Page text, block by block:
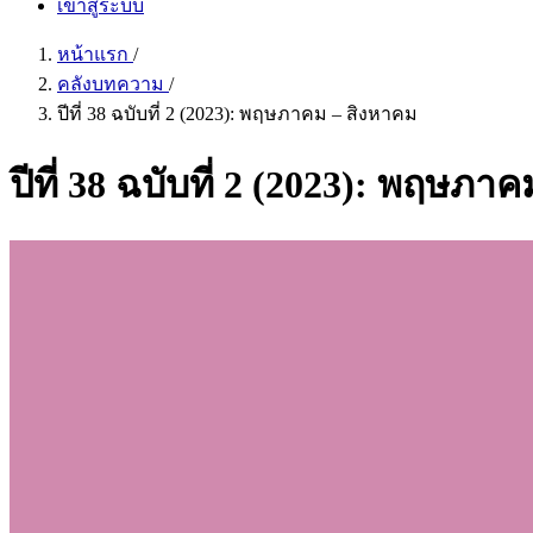
เข้าสู่ระบบ
หน้าแรก /
คลังบทความ /
ปีที่ 38 ฉบับที่ 2 (2023): พฤษภาคม – สิงหาคม
ปีที่ 38 ฉบับที่ 2 (2023): พฤษภา